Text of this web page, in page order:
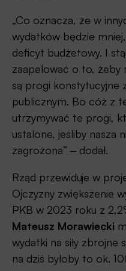
„Co oznacza, że w
wydatków będzie
deficyt budżetowy. I
zaapelować o to, żeby
są progi konstytucyjne
publicznym. Bo cóż z
utrzymywać te progi,
ustalone, jeśliby nasza
zagrożona” ‒ dodał.
Rząd przewiduje w
Ojczyzny zwiększenie
PKB w 2023 roku z
Mateusz Morawiecki
wydatki na siły zbrojne
na dziś byłoby to ok.